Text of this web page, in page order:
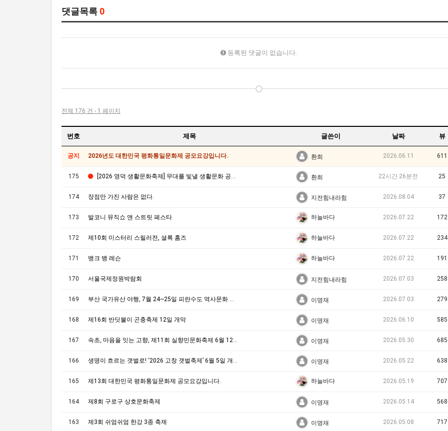
댓글목록 0
등록된 댓글이 없습니다.
전체 176 건 - 1 페이지
번호 제목 글쓴이 날짜 뷰
공지 2026년도 대한민국 평화통일문화제 공모요강입니다. 환희 2026.06.11 611
175 [2026 영덕 생활문화축제] 무대를 빛낼 생활문화 공연팀을 모집합니다! 환희 22시간 26분전 25
174 장점만 가진 사람은 없다. 지전힘내라힘 2026.08.04 37
173 발코니 뮤직쇼 앤 스트릿 페스타 하늘바다 2026.07.22 172
172 제10회 미스터리 스릴러전, 셜록 홈즈 하늘바다 2026.07.22 234
171 뱅크 뱅 레슨 하늘바다 2026.07.22 191
170 서울국제정원박람회 지전힘내라힘 2026.07.03 258
169 부산 국가유산 야행, 7월 24~25일 피란수도 역사문화 체험 이명재 2026.07.03 279
168 제16회 반딧불이 곤충축제 12일 개막 이명재 2026.06.10 585
167 속초, 마음을 잇는 고향, 제11회 실향민문화축제 6월 12일 개막 이명재 2026.05.30 685
166 생명이 흐르는 갯벌로! ‘2026 고창 갯벌축제’ 6월 5일 개막 이명재 2026.05.22 638
165 제13회 대한민국 평화통일문화제 공모요강입니다. 하늘바다 2026.05.19 707
164 제8회 구로구 상호문화축제 이명재 2026.05.14 568
163 제3회 쉬엄쉬엄 한강 3종 축제 이명재 2026.05.08 717